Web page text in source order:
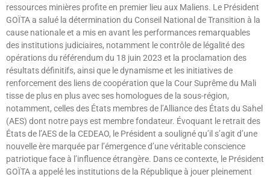
ressources minières profite en premier lieu aux Maliens. Le Président
GOÏTA a salué la détermination du Conseil National de Transition à la
cause nationale et a mis en avant les performances remarquables
des institutions judiciaires, notamment le contrôle de légalité des
opérations du référendum du 18 juin 2023 et la proclamation des
résultats définitifs, ainsi que le dynamisme et les initiatives de
renforcement des liens de coopération que la Cour Suprême du Mali
tisse de plus en plus avec ses homologues de la sous-région,
notamment, celles des États membres de l’Alliance des États du Sahel
(AES) dont notre pays est membre fondateur. Évoquant le retrait des
États de l’AES de la CEDEAO, le Président a souligné qu’il s’agit d’une
nouvelle ère marquée par l’émergence d’une véritable conscience
patriotique face à l’influence étrangère. Dans ce contexte, le Président
GOÏTA a appelé les institutions de la République à jouer pleinement